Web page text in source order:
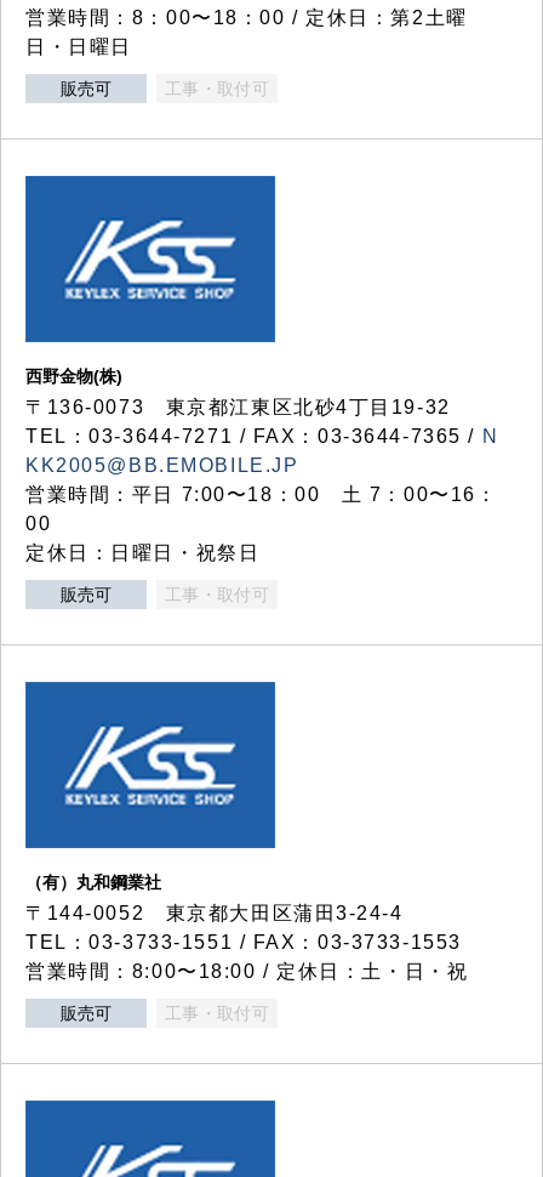
営業時間：8：00〜18：00 / 定休日：第2土曜
日・日曜日
販売可 工事・取付可
西野金物(株)
〒136-0073 東京都江東区北砂4丁目19-32
TEL：03‐3644‐7271 / FAX：03-3644-7365 / N
KK2005@BB.EMOBILE.JP
営業時間：平日 7:00〜18：00 土 7：00〜16：
00
定休日：日曜日・祝祭日
販売可 工事・取付可
（有）丸和鋼業社
〒144-0052 東京都大田区蒲田3-24-4
TEL：03-3733-1551 / FAX：03-3733-1553
営業時間：8:00〜18:00 / 定休日：土・日・祝
販売可 工事・取付可